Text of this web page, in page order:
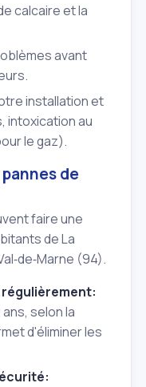
calcaire et la
avant
installation et
intoxication au
le gaz).
de
faire une
de La
(94).
selon la
d'éliminer les